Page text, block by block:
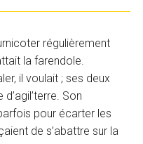
régulièrement
la farendole.
il voulait ; ses deux
Son
pour écarter les
de s’abattre sur la